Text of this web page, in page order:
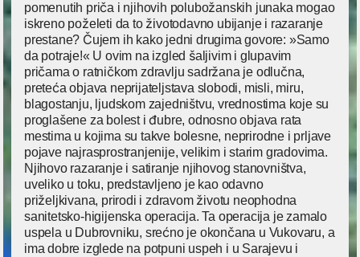
pomenutih priča i njihovih polubožanskih junaka mogao
iskreno poželeti da to životodavno ubijanje i razaranje
prestane? Čujem ih kako jedni drugima govore: »Samo
da potraje!« U ovim na izgled šaljivim i glupavim
pričama o ratničkom zdravlju sadržana je odlučna,
preteća objava neprijateljstava slobodi, misli, miru,
blagostanju, ljudskom zajedništvu, vrednostima koje su
proglašene za bolest i đubre, odnosno objava rata
mestima u kojima su takve bolesne, neprirodne i prljave
pojave najrasprostranjenije, velikim i starim gradovima.
Njihovo razaranje i satiranje njihovog stanovništva,
uveliko u toku, predstavljeno je kao odavno
priželjkivana, prirodi i zdravom životu neophodna
sanitetsko-higijenska operacija. Ta operacija je zamalo
uspela u Dubrovniku, srećno je okončana u Vukovaru, a
ima dobre izglede na potpuni uspeh i u Sarajevu i